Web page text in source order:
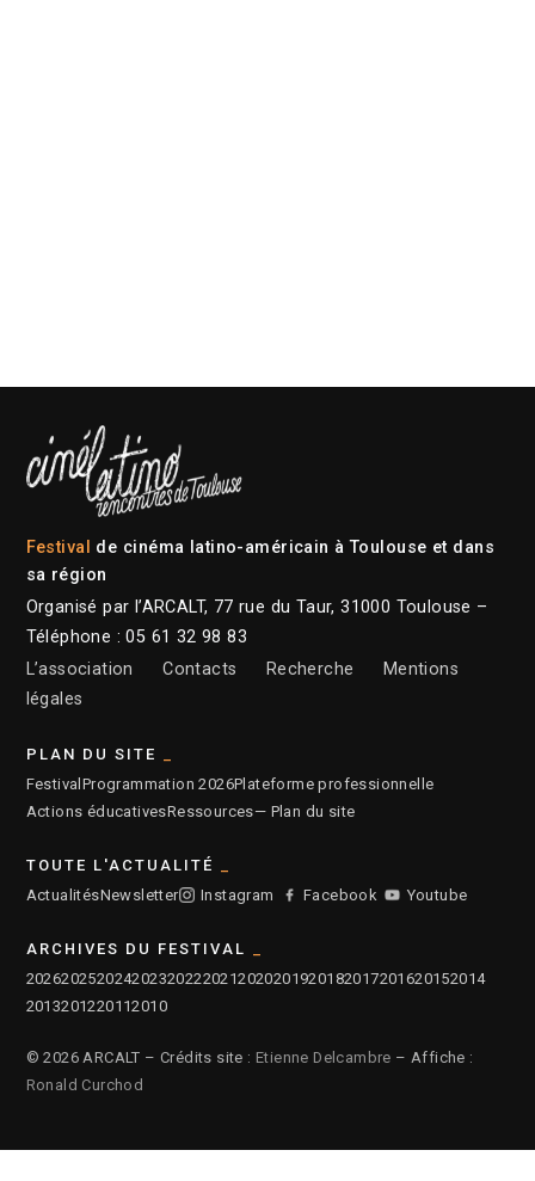
Festival de cinéma latino-américain à Toulouse et dans
sa région
Organisé par l’ARCALT, 77 rue du Taur, 31000 Toulouse –
Téléphone : 05 61 32 98 83
L’association
Contacts Recherche
Mentions
légales
PLAN DU SITE
Festival Programmation 2026Plateforme professionnelle
Actions éducativesRessources— Plan du site
TOUTE L'ACTUALITÉ
ActualitésNewsletter Instagram Facebook Youtube
ARCHIVES DU FESTIVAL
2026202520242023202220212020201920182017201620152014
2013201220112010
© 2026 ARCALT – Crédits site : Etienne Delcambre – Affiche :
Ronald Curchod